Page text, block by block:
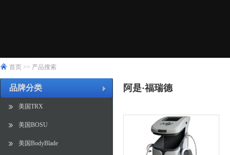
首页 >> 产品搜索
品牌分类
美国TRX
美国BOSU
美国BodyBlade
阿是·福瑞德